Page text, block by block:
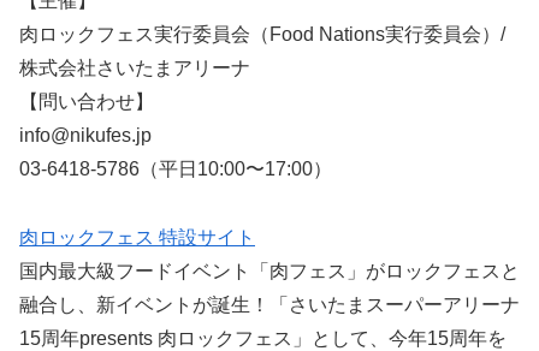
肉ロックフェス実行委員会（Food Nations実行委員会）/
株式会社さいたまアリーナ
【問い合わせ】
info@nikufes.jp
03-6418-5786（平日10:00〜17:00）
肉ロックフェス 特設サイト
国内最大級フードイベント「肉フェス」がロックフェスと
融合し、新イベントが誕生！「さいたまスーパーアリーナ
15周年presents 肉ロックフェス」として、今年15周年を